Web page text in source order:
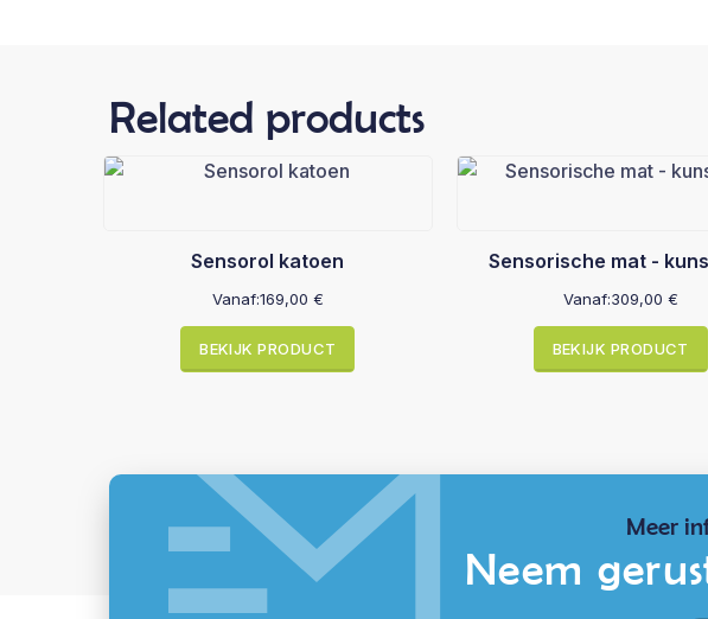
Related products
Sensorol katoen
Vanaf:169,00 €
BEKIJK PRODUCT
Sensorische mat -
Vanaf:309,00 €
BEKIJK PRODUCT
Meer
Neem